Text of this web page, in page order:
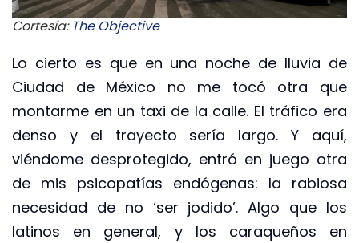
Cortesía: The Objective
Lo cierto es que en una noche de lluvia de
Ciudad de México no me tocó otra que
montarme en un taxi de la calle. El tráfico era
denso y el trayecto sería largo. Y aquí,
viéndome desprotegido, entró en juego otra
de mis psicopatías endógenas: la rabiosa
necesidad de no ‘ser jodido’. Algo que los
latinos en general, y los caraqueños en